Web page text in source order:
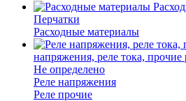
Перчатки
Расходные материалы
напряжения, реле тока, прочие
Не определено
Реле напряжения
Реле прочие